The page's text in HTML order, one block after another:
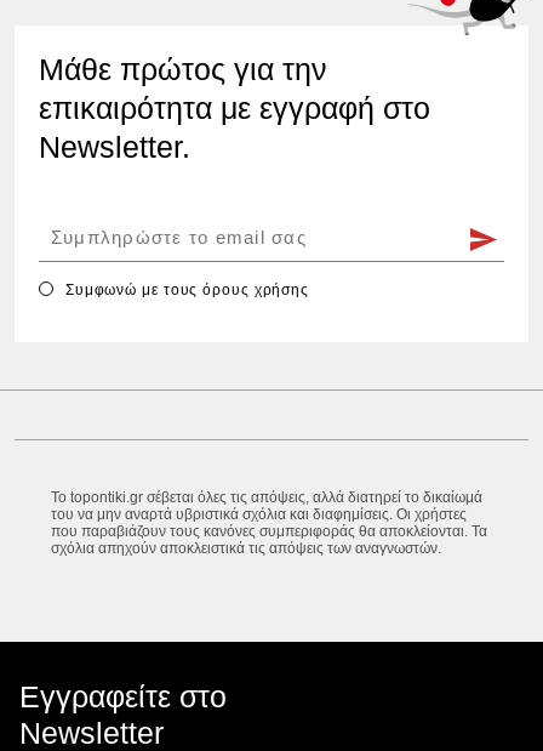
Μάθε πρώτος για την
επικαιρότητα με εγγραφή στο
Newsletter.
Συμφωνώ με τουςόρους χρήσης
Το topontiki.gr σέβεται όλες τις απόψεις, αλλά διατηρεί το δικαίωμά
του να μην αναρτά υβριστικά σχόλια και διαφημίσεις. Οι χρήστες
που παραβιάζουν τους κανόνες συμπεριφοράς θα αποκλείονται. Τα
σχόλια απηχούν αποκλειστικά τις απόψεις των αναγνωστών.
Εγγραφείτε στο
Newsletter